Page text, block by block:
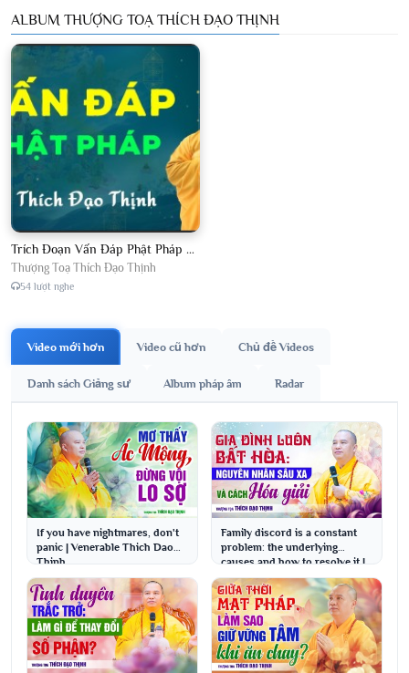
ALBUM THƯỢNG TOẠ THÍCH ĐẠO THỊNH
Trích Đoạn Vấn Đáp Phật Pháp 2026
Thượng Toạ Thích Đạo Thịnh
54 lượt nghe
Video mới hơn Video cũ hơn Chủ đề Videos
Danh sách Giảng sư Album pháp âm Radar
If you have nightmares, don't
panic | Venerable Thich Dao
Thinh
Family discord is a constant
problem: the underlying
causes and how to resolve it |
Venerable Thi...